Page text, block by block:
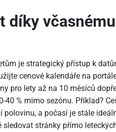
díky
je strategický přístup k
cenové kalendáře na
pro lety až na 10 měsíců
40 % mimo sezónu. Příklad?
polovinu, a počasí je stále
sledovat stránky přímo